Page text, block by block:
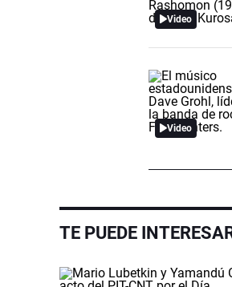
Video
Video
TE PUEDE